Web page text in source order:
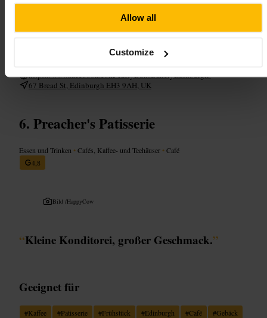
Allow all
Customize
Kommen Sie am Morgen, wenn die Backwaren frisch aus dem Ofen
sind. Probieren Sie ein kleines Gebäck als Nachtisch und ergänzen Sie
nehmen Sie zum Mitnehmen. Fragen Sie das Personal nach
glutenfreien oder veganen Alternativen.
https://www.facebook.com/TastyBunsBakeryEdinburgh/
67 Bread St, Edinburgh EH3 9AH, UK
Preacher's Patisserie
Essen und Trinken •Cafés, Kaffee- und Teehäuser •Café
4,8
Bild /HappyCow
“Kleine Konditorei, großer Geschmack.”
Geeignet für
#Kaffee #Patisserie #Frühstück #Edinburgh #Café #Gebäck